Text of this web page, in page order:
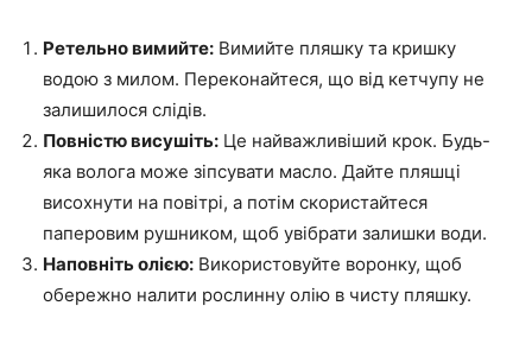
Ретельно вимийте: Вимийте пляшку та кришку
водою з милом. Переконайтеся, що від кетчупу не
залишилося слідів.
Повністю висушіть: Це найважливіший крок. Будь-
яка волога може зіпсувати масло. Дайте пляшці
висохнути на повітрі, а потім скористайтеся
паперовим рушником, щоб увібрати залишки води.
Наповніть олією: Використовуйте воронку, щоб
обережно налити рослинну олію в чисту пляшку.